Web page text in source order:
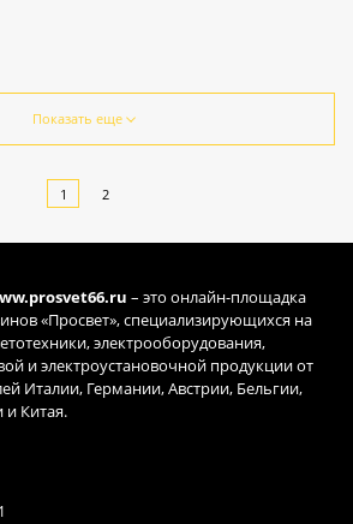
Показать еще
1 2
– это онлайн-площадка
«Просвет», специализирующихся на
электрооборудования,
и электроустановочной продукции от
Италии, Германии, Австрии, Бельгии,
Китая.